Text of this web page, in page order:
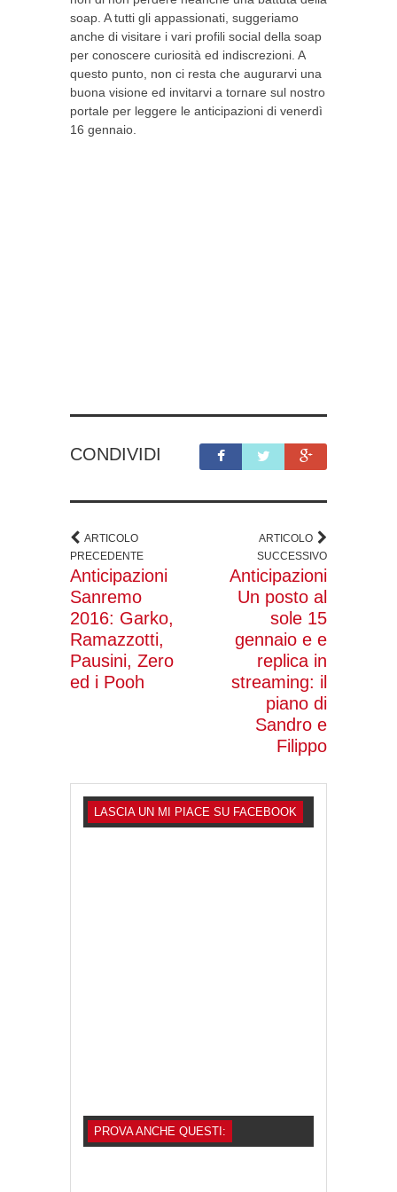
soap. A tutti gli appassionati, suggeriamo
anche di visitare i vari profili social della soap
per conoscere curiosità ed indiscrezioni. A
questo punto, non ci resta che augurarvi una
buona visione ed invitarvi a tornare sul nostro
portale per leggere le anticipazioni di venerdì
16 gennaio.
CONDIVIDI
ARTICOLO
PRECEDENTE
Anticipazioni
Sanremo
2016: Garko,
Ramazzotti,
Pausini, Zero
ed i Pooh
ARTICOLO
SUCCESSIVO
Anticipazioni
Un posto al
sole 15
gennaio e e
replica in
streaming: il
piano di
Sandro e
Filippo
LASCIA UN MI PIACE SU FACEBOOK
PROVA ANCHE QUESTI: